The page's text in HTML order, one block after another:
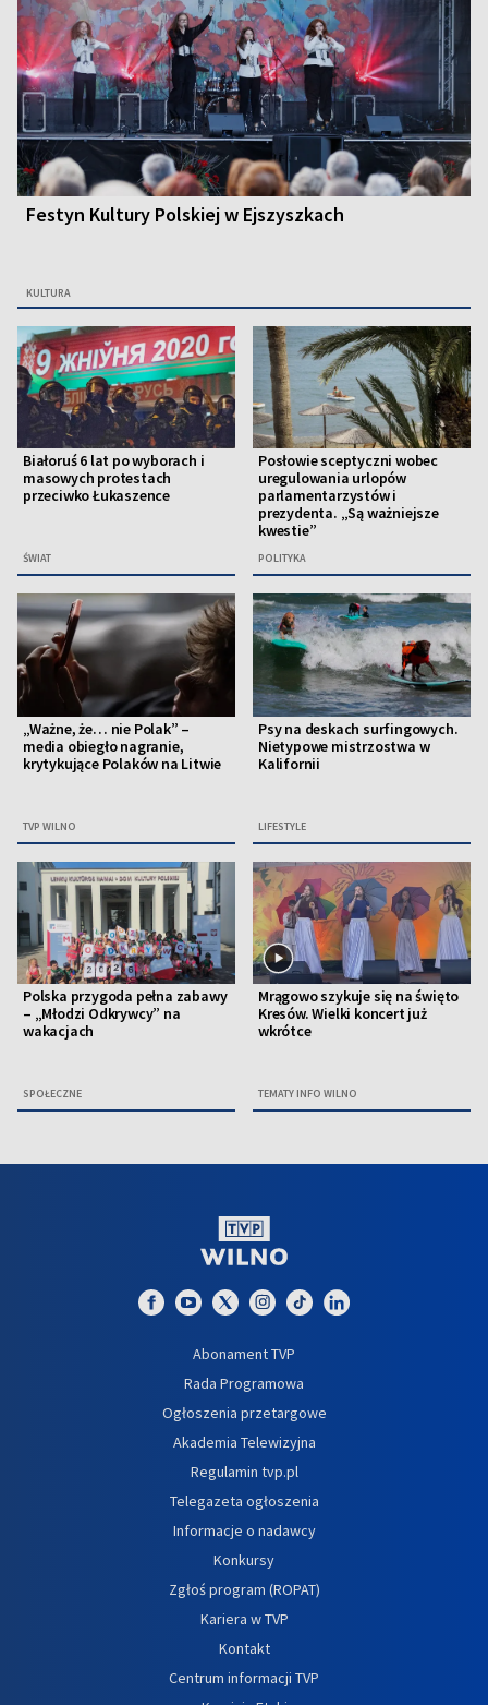
Festyn Kultury Polskiej w Ejszyszkach
KULTURA
Białoruś 6 lat po wyborach i
masowych protestach
przeciwko Łukaszence
ŚWIAT
Posłowie sceptyczni wobec
uregulowania urlopów
parlamentarzystów i
prezydenta. „Są ważniejsze
kwestie”
POLITYKA
„Ważne, że… nie Polak” –
media obiegło nagranie,
krytykujące Polaków na Litwie
TVP WILNO
Psy na deskach surfingowych.
Nietypowe mistrzostwa w
Kalifornii
LIFESTYLE
Polska przygoda pełna zabawy
– „Młodzi Odkrywcy” na
wakacjach
SPOŁECZNE
Mrągowo szykuje się na święto
Kresów. Wielki koncert już
wkrótce
TEMATY INFO WILNO
Abonament TVP
Rada Programowa
Ogłoszenia przetargowe
Akademia Telewizyjna
Regulamin tvp.pl
Telegazeta ogłoszenia
Informacje o nadawcy
Konkursy
Zgłoś program (ROPAT)
Kariera w TVP
Kontakt
Centrum informacji TVP